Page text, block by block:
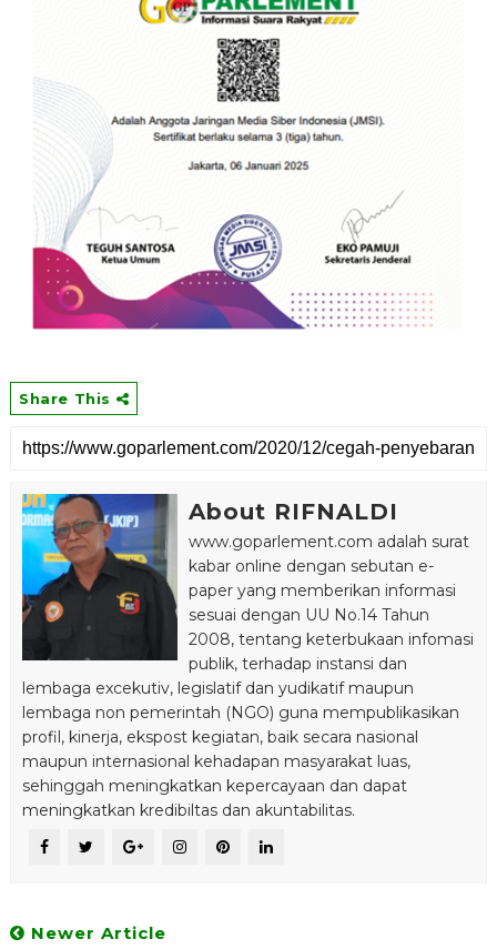
Share This
About RIFNALDI
www.goparlement.com adalah surat
kabar online dengan sebutan e-
paper yang memberikan informasi
sesuai dengan UU No.14 Tahun
2008, tentang keterbukaan infomasi
publik, terhadap instansi dan
lembaga excekutiv, legislatif dan yudikatif maupun
lembaga non pemerintah (NGO) guna mempublikasikan
profil, kinerja, ekspost kegiatan, baik secara nasional
maupun internasional kehadapan masyarakat luas,
sehinggah meningkatkan kepercayaan dan dapat
meningkatkan kredibiltas dan akuntabilitas.
Newer Article